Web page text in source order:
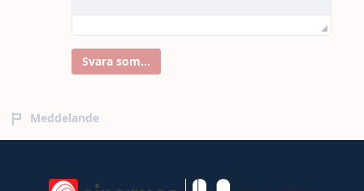
Svara som...
Meddelande